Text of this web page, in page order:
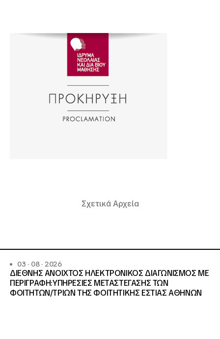
Σχετικά Αρχεία
03 · 08 · 2026
ΔΙΕΘΝΗΣ ΑΝΟΙΧΤΟΣ ΗΛΕΚΤΡΟΝΙΚΟΣ ΔΙΑΓΩΝΙΣΜΟΣ ΜΕ
ΠΕΡΙΓΡΑΦΗ:ΥΠΗΡΕΣΙΕΣ METAΣΤΕΓΑΣΗΣ ΤΩΝ
ΦΟΙΤΗΤΩΝ/ΤΡΙΩΝ ΤΗΣ ΦΟΙΤΗΤΙΚΗΣ ΕΣΤΙΑΣ ΑΘΗΝΩΝ